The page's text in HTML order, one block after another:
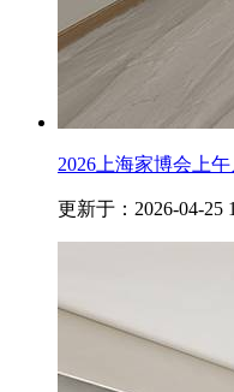
2026上海家博会上
更新于：2026-04-25